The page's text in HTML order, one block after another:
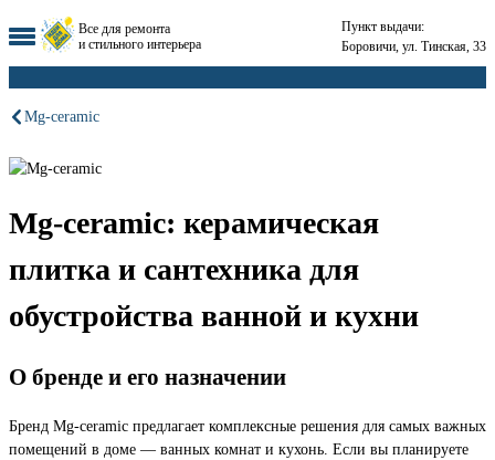
Все для ремонта
и стильного интерьера
Пункт выдачи:
Боровичи, ул. Тинская, 33
Mg-ceramic
Mg-ceramic: керамическая
плитка и сантехника для
обустройства ванной и кухни
О бренде и его назначении
Бренд Mg-ceramic предлагает комплексные решения для самых важных
помещений в доме — ванных комнат и кухонь. Если вы планируете